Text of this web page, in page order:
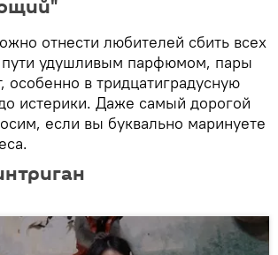
отнести любителей сбить всех
пути удушливым парфюмом, пары
особенно в тридцатиградусную
истерики. Даже самый дорогой
если вы буквально маринуете